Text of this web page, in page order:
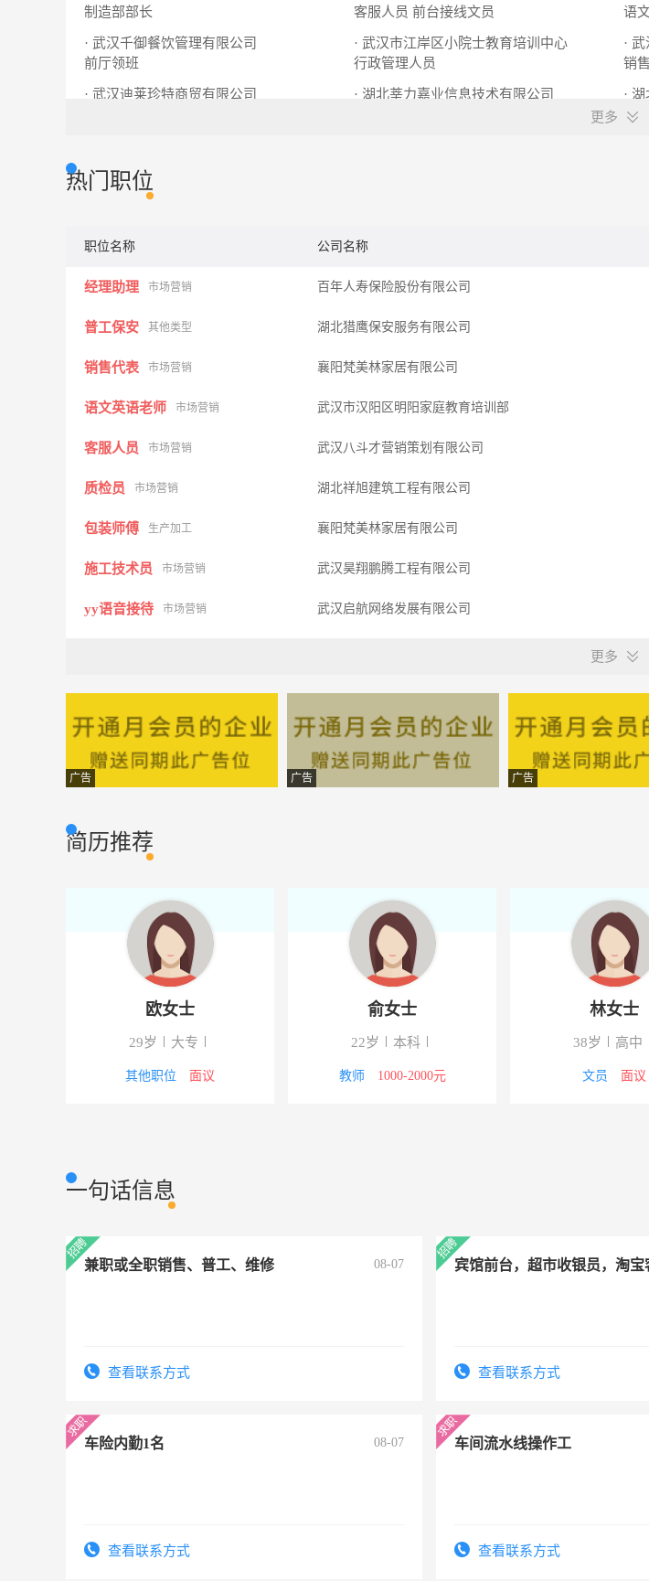
制造部部长
客服人员 前台接线文员
语
· 武汉千御餐饮管理有限公司
前厅领班
· 武汉市江岸区小院士教育培训中心
行政管理人员
·
销售
· 武汉迪莱珍特商贸有限公司
· 湖北莘力嘉业信息技术有限公司
·
文员
更多
热门职位
职位名称 公司名称
经理助理 市场营销 百年人寿保险股份有限公司
普工保安 其他类型 湖北猎鹰保安服务有限公司
销售代表 市场营销 襄阳梵美林家居有限公司
语文英语老师 市场营销 武汉市汉阳区明阳家庭教育培训部
客服人员 市场营销 武汉八斗才营销策划有限公司
质检员 市场营销 湖北祥旭建筑工程有限公司
包装师傅 生产加工 襄阳梵美林家居有限公司
施工技术员 市场营销 武汉昊翔鹏腾工程有限公司
yy语音接待 市场营销 武汉启航网络发展有限公司
业务经理 市场营销 武汉鑫祎玮贸易有限公司
总账会计 市场营销 武汉久光光电科技有限公司
行政前台 市场营销
总经理助理 其它类型 七匹狼运动湖北分公司
工程预算造价员 市场营销 武汉恒世天祥节能门窗系统有限公司
前台接线文员 市场营销 武汉八斗才营销策划有限公司
市场营销 武汉名牛装饰工程有限公司
更多
广告 广告 广告
简历推荐
欧女士
29岁 大专
其他职位 面议
俞女士
22岁 本科
教师 1000-2000元
林女士
38岁 高中
文员 面议
一句话信息
兼职或全职销售、普工、维修 08-07
查看联系方式
宾馆前台，超市收银员，淘宝
查看联系方式
车险内勤1名 08-07
查看联系方式
车间流水线操作工
查看联系方式